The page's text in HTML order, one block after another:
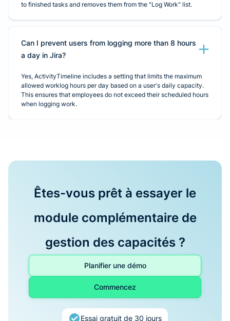
to finished tasks and removes them from the "Log Work" list.
Can I prevent users from logging more than 8 hours
a day in Jira?
Yes, ActivityTimeline includes a setting that limits the maximum
allowed worklog hours per day based on a user's daily capacity.
This ensures that employees do not exceed their scheduled hours
when logging work.
Êtes-vous prêt à essayer le
module complémentaire de
gestion des capacités ?
Planifier une démo
Commencez
Essai gratuit de 30 jours